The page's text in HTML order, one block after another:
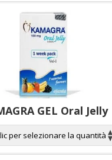
GEL Oral Jelly